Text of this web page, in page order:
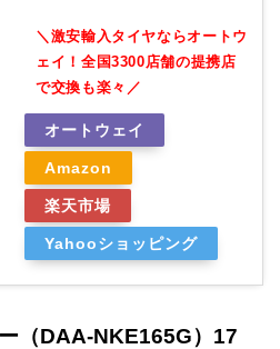
＼激安輸入タイヤならオートウ
ェイ！全国3300店舗の提携店
で交換も楽々／
オートウェイ
Amazon
楽天市場
Yahooショッピング
（DAA-NKE165G）17